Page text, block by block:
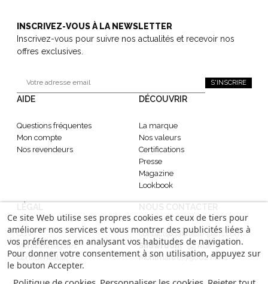
INSCRIVEZ-VOUS À LA NEWSLETTER
Inscrivez-vous pour suivre nos actualités et recevoir nos
offres exclusives.
S'INSCRIRE
AIDE
Questions fréquentes
Mon compte
Nos revendeurs
DÉCOUVRIR
La marque
Nos valeurs
Certifications
Presse
Magazine
Lookbook
CGV
Mentions légales
Confidentialité
contact@gabrielle-paris.com
Showroom: 52 Rue
Montmartre, 75002 Paris
Ce site Web utilise ses propres cookies et ceux de tiers pour
améliorer nos services et vous montrer des publicités liées à
vos préférences en analysant vos habitudes de navigation.
Pour donner votre consentement à son utilisation, appuyez sur
le bouton Accepter.